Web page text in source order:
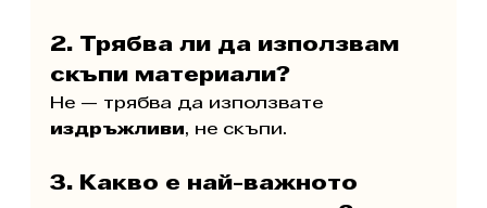
2. Трябва ли да използвам
скъпи материали?
Не — трябва да използвате
издръжливи, не скъпи.
3. Какво е най-важното